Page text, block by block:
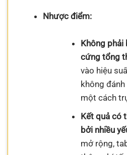
Nhược điểm:
Không phải
cứng tổng
vào hiệu
không
một cách
Kết quả có
bởi nhiều
mở rộng,